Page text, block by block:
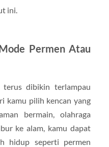
ini.
Permen Atau
dibikin terlampau
kamu pilih kencan yang
bermain, olahraga
ke alam, kamu dapat
hidup seperti permen